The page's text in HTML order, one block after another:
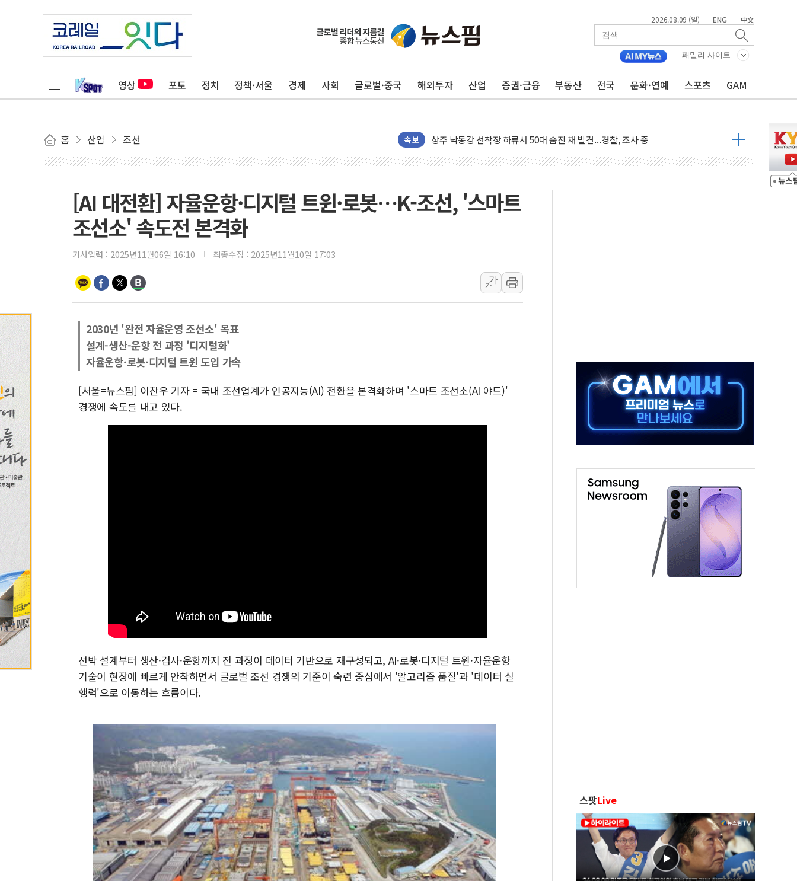
2026.08.09 (일) | ENG | 中文
패밀리 사이트
영상 포토 정치 정책·서울 경제 사회 글로벌·중국 해외투자 산업 증권·금융 부동산 전국 문화·연예 스포츠 GAM
홈 산업 조선 속보
평택 진위면 공장서 질식사고 발생…작업자 1명 숨져
포항 블루밸리 국가산단에 '철강 AI융합실증센터' 들어선다
[종합] 김민석, 정청래에 누적 '1.48%p' 차 선두 유지...金 46.01% vs 鄭 44.53%
민주당 경북도당위원장에 오중기 당선...합산득표율 68.63%
김민석, 강원·대구·경북 경선서 정청래에 승리…金 48.54% vs 鄭 44.40%
[속보] 민주, 강원·대구·경북 경선 결과...김민석 48.54% 정청래 44.40%
정재헌 CEO, SKT 장기고객 400명 맞이…"마음 잇는 시간 되길"
최태원, 노소영에 9440억 지급 확정되나…재상고 앞두고 막판 셈법
홈플러스發 대형마트 판매, 역대 최대폭 감소한 9.4%↓…유통업계 양극화 심화
윤준병·이해민 의원, '정부 특사'로 콜롬비아 대통령 취임식 참석
'호우·산사태 주의보' 울진 시간당 30mm 강한 비...호우 피해 없어
여야, 황희 '버스 하우스' 공방…野 "청년 우롱 기괴" vs 與 "송구한 해프닝"
[AI 대전환] 자율운항·디지털 트윈·로봇…K-조선, '스마트
조선소' 속도전 본격화
기사입력 : 2025년11월06일 16:10 최종수정 : 2025년11월10일 17:03
가
가
2030년 '완전 자율운영 조선소' 목표
설계-생산-운항 전 과정 '디지털화'
자율운항·로봇·디지털 트윈 도입 가속
[서울=뉴스핌] 이찬우 기자 = 국내 조선업계가 인공지능(AI) 전환을 본격화하며 '스마트 조선소(AI 야드)'
경쟁에 속도를 내고 있다.
선박 설계부터 생산·검사·운항까지 전 과정이 데이터 기반으로 재구성되고, AI·로봇·디지털 트윈·자율운항
기술이 현장에 빠르게 안착하면서 글로벌 조선 경쟁의 기준이 숙련 중심에서 '알고리즘 품질'과 '데이터 실
행력'으로 이동하는 흐름이다.
스팟Live